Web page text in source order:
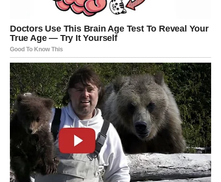
Svaka žena doživljava menopauzu na svoj način, ali
prepoznavanje ovih simptoma može pomoći u lakšim
tranzicijama kroz ovu fazu života.Redovno praćenje
zdravlja
i otvorena komunikacija sa partnerom i
lekarom mogu značajno poboljšati kvalitet života
tokom ovog izazovnog perioda. Bez obzira na sve
izazove, menopauza je prirodni deo života, a uz pravu
podršku i pažnju, žene mogu proći kroz ovaj period sa
mnogo manje stresa i nelagodnosti.
PREUZMITE BESPLATNO!
⋆ KNJIGA SA RECEPTIMA ⋆